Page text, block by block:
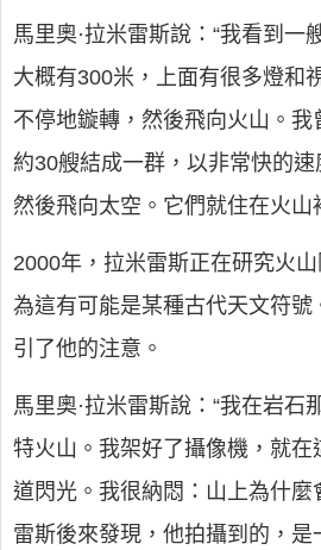
馬里奧·拉米雷斯說：“我看到一
大概有300米，上面有很多燈和
不停地鏇轉，然後飛向火山。我
約30艘結成一群，以非常快的速
然後飛向太空。它們就住在火山
2000年，拉米雷斯正在研究火
為這有可能是某種古代天文符號
引了他的注意。
馬里奧·拉米雷斯說：“我在岩石
特火山。我架好了攝像機，就
道閃光。我很納悶：山上為什麼
雷斯後來發現，他拍攝到的，是